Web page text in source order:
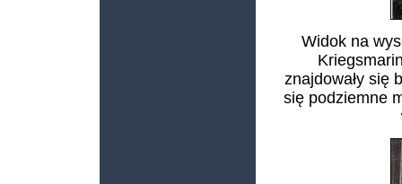
Widok na
znajdowały się
się podziemne